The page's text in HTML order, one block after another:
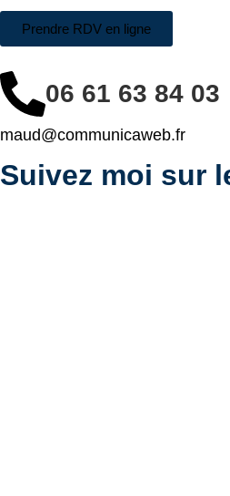
Prendre RDV en ligne
06 61 63 84 03
maud@communicaweb.fr
Suivez moi sur